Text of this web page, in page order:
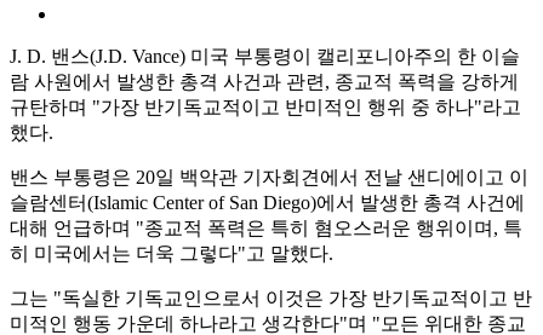
J. D. 밴스(J.D. Vance) 미국 부통령이 캘리포니아주의 한 이슬
람 사원에서 발생한 총격 사건과 관련, 종교적 폭력을 강하게
규탄하며 "가장 반기독교적이고 반미적인 행위 중 하나"라고
했다.
밴스 부통령은 20일 백악관 기자회견에서 전날 샌디에이고 이
슬람센터(Islamic Center of San Diego)에서 발생한 총격 사건에
대해 언급하며 "종교적 폭력은 특히 혐오스러운 행위이며, 특
히 미국에서는 더욱 그렇다"고 말했다.
그는 "독실한 기독교인으로서 이것은 가장 반기독교적이고 반
미적인 행동 가운데 하나라고 생각한다"며 "모든 위대한 종교